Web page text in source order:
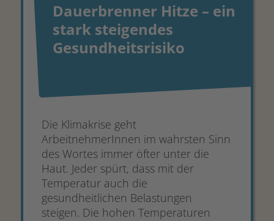
Dauerbrenner Hitze – ein
stark steigendes
Gesundheitsrisiko
Die Klimakrise geht
ArbeitnehmerInnen im wahrsten Sinn
des Wortes immer öfter unter die
Haut. Jeder spürt, dass mit der
Temperatur auch die
gesundheitlichen Belastungen
steigen. Die hohen Temperaturen